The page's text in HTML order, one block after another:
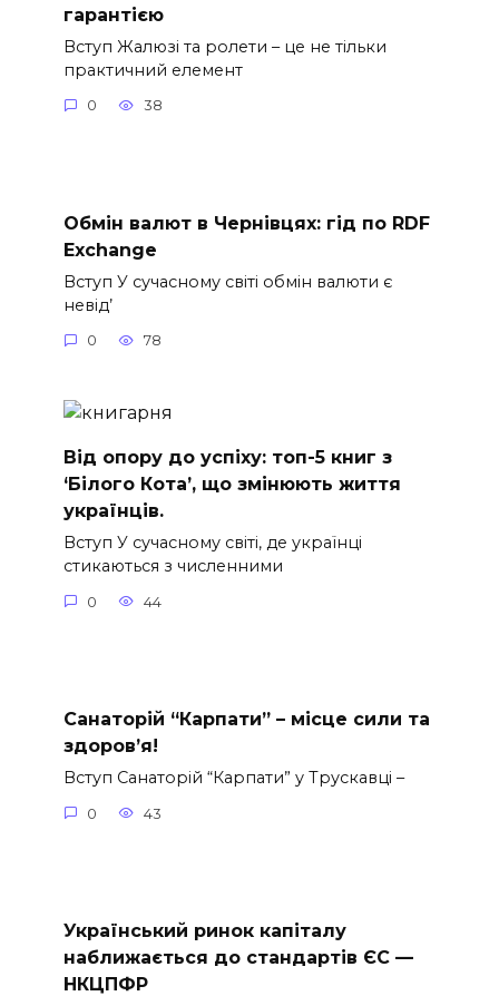
гарантією
Вступ Жалюзі та ролети – це не тільки
практичний елемент
0 38
Обмін валют в Чернівцях: гід по RDF
Exchange
Вступ У сучасному світі обмін валюти є
невід’
0 78
Від опору до успіху: топ-5 книг з
‘Білого Кота’, що змінюють життя
українців.
Вступ У сучасному світі, де українці
стикаються з численними
0 44
Санаторій “Карпати” – місце сили та
здоров’я!
Вступ Санаторій “Карпати” у Трускавці –
0 43
Український ринок капіталу
наближається до стандартів ЄС —
НКЦПФР